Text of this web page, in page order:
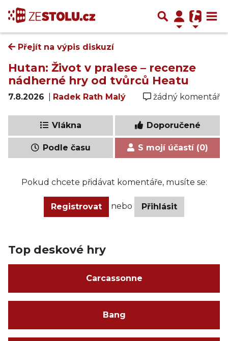
Přejít na výpis diskuzí
Hutan: Život v pralese – recenze
nádherné hry od tvůrců Heatu
7.8.2026 Radek Rath Malý žádný komentář
Vlákna Doporučené
Podle času S mojí účastí (0)
Pokud chcete přidávat komentáře, musíte se:
Registrovat nebo Přihlásit
Top deskové hry
Carcassonne
Bang